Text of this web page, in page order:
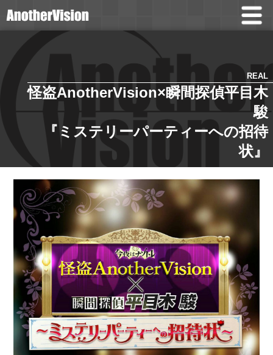
REAL
怪盗AnotherVision×瞬間探偵平目木
駿
『ミステリーパーティーへの招待
状』